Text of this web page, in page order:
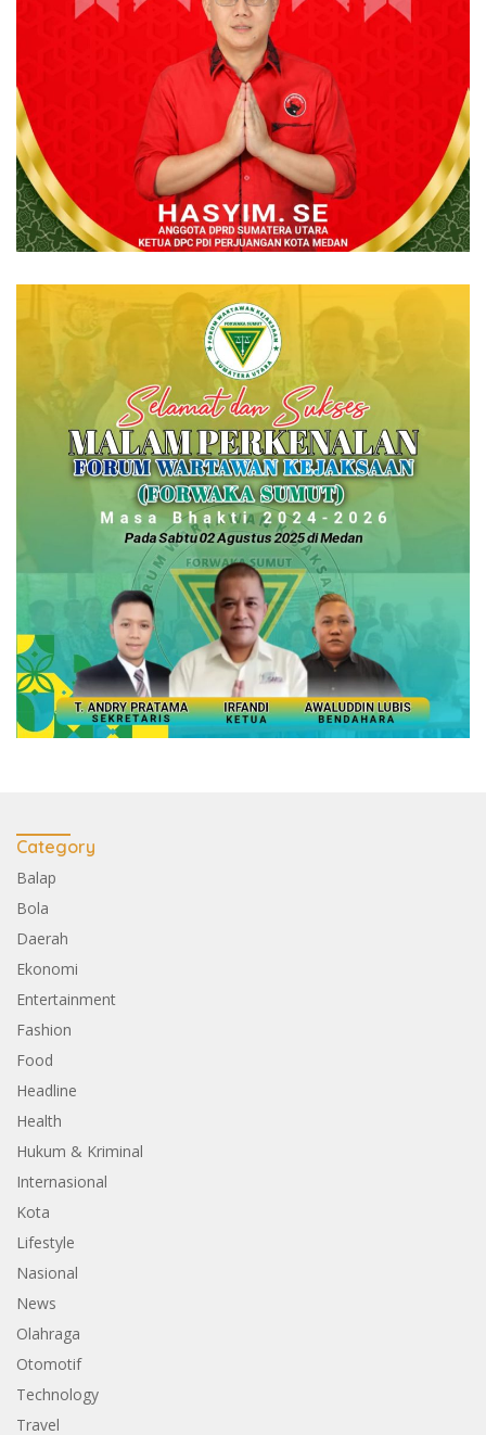
Category
Balap
Bola
Daerah
Ekonomi
Entertainment
Fashion
Food
Headline
Health
Hukum & Kriminal
Internasional
Kota
Lifestyle
Nasional
News
Olahraga
Otomotif
Technology
Travel